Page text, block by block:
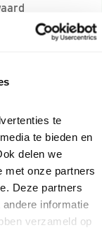
te
te bieden en
delen we
met onze partners
Deze partners
informatie
verzameld op